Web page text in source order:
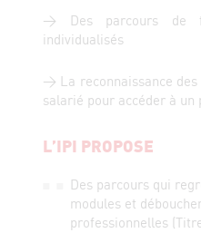
> Des parcours de
individualisés
> La reconnaissance des
salarié pour accéder à
L’IPI PROPOSE
Des parcours qui
modules et
professionnelles